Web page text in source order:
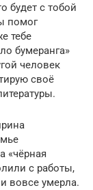
будет с тобой
помог
тебе
бумеранга»
человек
своё
«чёрная
с работы,
вовсе умерла.